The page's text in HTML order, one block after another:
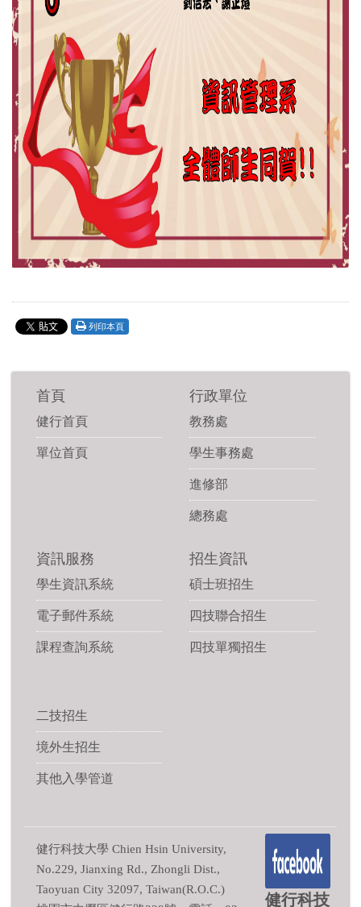
列印本頁
首頁
健行首頁
單位首頁
行政單位
教務處
學生事務處
進修部
總務處
資訊服務
學生資訊系統
電子郵件系統
課程查詢系統
招生資訊
碩士班招生
四技聯合招生
四技單獨招生
二技招生
境外生招生
其他入學管道
健行科技大學 Chien Hsin University,
No.229, Jianxing Rd., Zhongli Dist.,
Taoyuan City 32097, Taiwan(R.O.C.)
健行科技